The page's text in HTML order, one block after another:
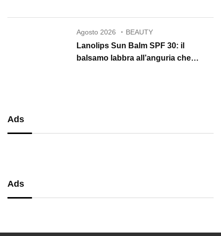
Agosto 2026 BEAUTY
Lanolips Sun Balm SPF 30: il
balsamo labbra all’anguria che
Ads
Ads